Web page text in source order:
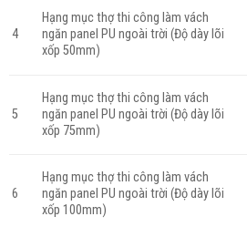
4
Hạng mục thợ thi công làm vách
ngăn panel PU ngoài trời (Độ dày lõi
xốp 50mm)
5
Hạng mục thợ thi công làm vách
ngăn panel PU ngoài trời (Độ dày lõi
xốp 75mm)
6
Hạng mục thợ thi công làm vách
ngăn panel PU ngoài trời (Độ dày lõi
xốp 100mm)